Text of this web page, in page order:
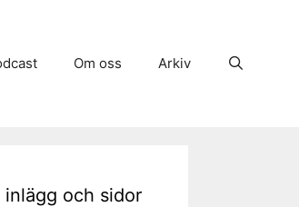
Om oss Arkiv
inlägg och sidor